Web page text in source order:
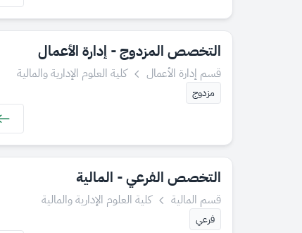
التخصص المزدوج - إدارة الأعمال
قسم إدارة الأعمال كلية العلوم الإدارية والمالية
مزدوج
التخصص الفرعي - المالية
قسم المالية كلية العلوم الإدارية والمالية
فرعي